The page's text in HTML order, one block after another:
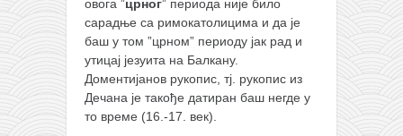
овога ”црног” периода није било
сарадње са римокатолицима и да је
баш у том ”црном” периоду јак рад и
утицај језуита на Балкану.
Доментијанов рукопис, тј. рукопис из
Дечана је такође датиран баш негде у
то време (16.-17. век).